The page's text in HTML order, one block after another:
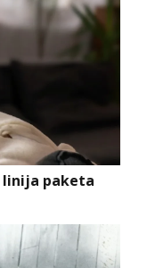
linija paketa